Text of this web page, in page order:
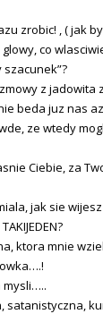
zrobic! , ( jak
co
z jadowita
beda juz nas
ze wtedy
Ciebie, za
jak sie
ktora mnie
mysli…..
satanistyczna,